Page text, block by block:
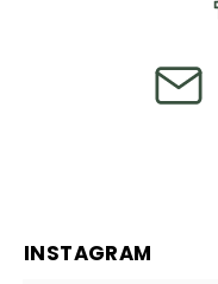
INSTAGRAM